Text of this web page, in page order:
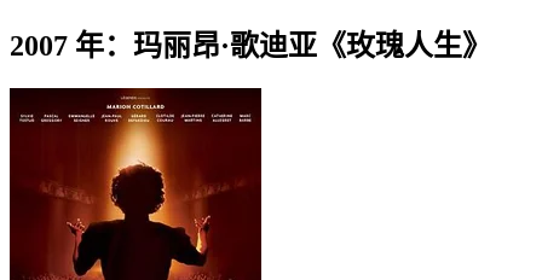
2007 年：玛丽昂·歌迪亚《玫瑰人生》